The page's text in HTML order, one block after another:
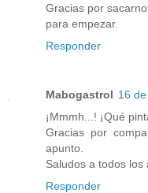
Gracias por
para empezar.
Responder
Mabogastrol 16
¡Mmmh...! ¡Qué
Gracias por
apunto.
Saludos a todos los
Responder